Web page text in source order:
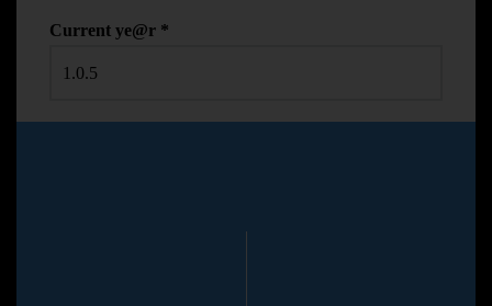
Current ye@r *